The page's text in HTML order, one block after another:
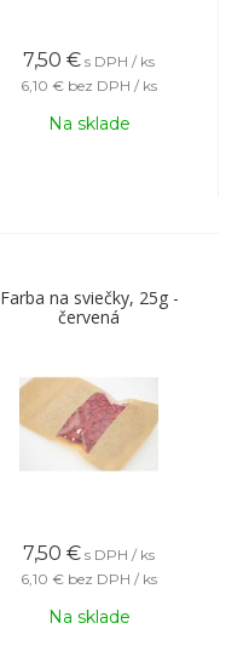
7,50 € s DPH / ks
6,10 € bez DPH / ks
Na sklade
Farba na sviečky, 25g -
červená
7,50 € s DPH / ks
6,10 € bez DPH / ks
Na sklade